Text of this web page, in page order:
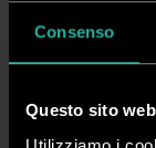
Consenso
Questo sito
Plastificatrici a